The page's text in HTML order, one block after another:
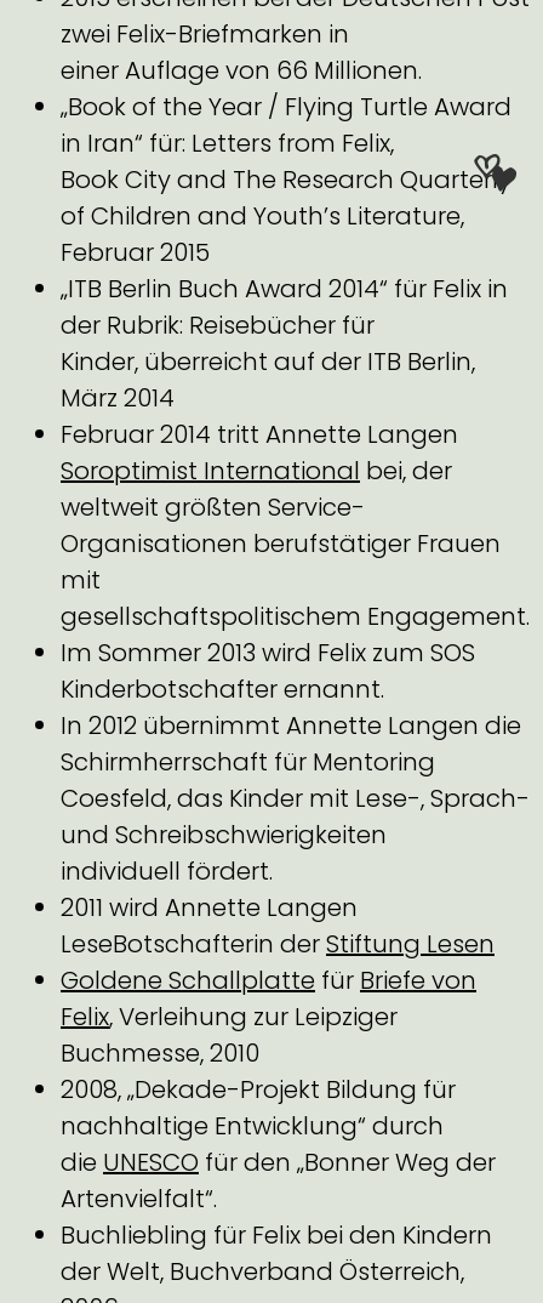
zwei Felix-Briefmarken in
einer Auflage von 66 Millionen.
„Book of the Year / Flying Turtle Award
in Iran“ für: Letters from Felix,
Book City and The Research Quarterly
of Children and Youth’s Literature,
Februar 2015
„ITB Berlin Buch Award 2014“ für Felix in
der Rubrik: Reisebücher für
Kinder, überreicht auf der ITB Berlin,
März 2014
Februar 2014 tritt Annette Langen
Soroptimist International bei, der
weltweit größten Service-
Organisationen berufstätiger Frauen
mit
gesellschaftspolitischem Engagement.
Im Sommer 2013 wird Felix zum SOS
Kinderbotschafter ernannt.
In 2012 übernimmt Annette Langen die
Schirmherrschaft für Mentoring
Coesfeld, das Kinder mit Lese-, Sprach-
und Schreibschwierigkeiten
individuell fördert.
2011 wird Annette Langen
LeseBotschafterin derStiftung Lesen
Goldene Schallplatte für Briefe von
Felix, Verleihung zur Leipziger
Buchmesse, 2010
2008, „Dekade-Projekt Bildung für
nachhaltige Entwicklung“ durch
die UNESCO für den „Bonner Weg der
Artenvielfalt“.
Buchliebling für Felix bei den Kindern
der Welt, Buchverband Österreich,